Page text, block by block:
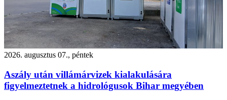
2026. augusztus 07., péntek
Aszály után villámárvizek kialakulására
figyelmeztetnek a hidrológusok Bihar megyében